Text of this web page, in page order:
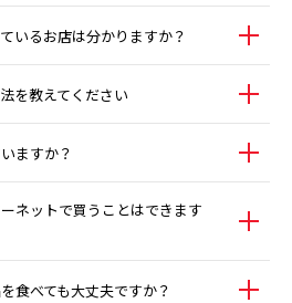
いるお店は分かりますか？
を教えてください
ますか？
ネットで買うことはできます
食べても大丈夫ですか？